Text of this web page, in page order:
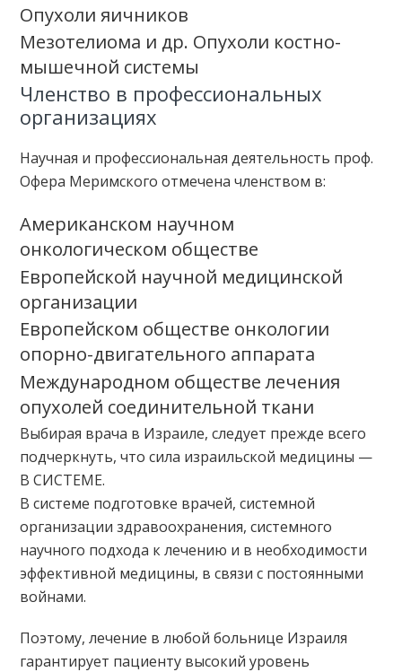
Опухоли яичников
Мезотелиома и др. Опухоли костно-
мышечной системы
Членство в профессиональных
организациях
Научная и профессиональная деятельность проф.
Офера Меримского отмечена членством в:
Американском научном
онкологическом обществе
Европейской научной медицинской
организации
Европейском обществе онкологии
опорно-двигательного аппарата
Международном обществе лечения
опухолей соединительной ткани
Выбирая врача в Израиле, следует прежде всего
подчеркнуть, что сила израильской медицины —
В СИСТЕМЕ.
В системе подготовке врачей, системной
организации здравоохранения, системного
научного подхода к лечению и в необходимости
эффективной медицины, в связи с постоянными
войнами.
Поэтому, лечение в любой больнице Израиля
гарантирует пациенту высокий уровень